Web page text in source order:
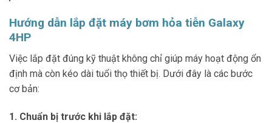
Hướng dẫn lắp đặt máy bơm hỏa tiễn Galaxy
4HP
Việc lắp đặt đúng kỹ thuật không chỉ giúp máy hoạt động ổn
định mà còn kéo dài tuổi thọ thiết bị. Dưới đây là các bước
cơ bản:
1. Chuẩn bị trước khi lắp đặt: